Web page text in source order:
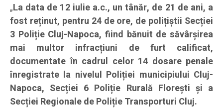
„La data de 12 iulie a.c., un tânăr, de 21 de ani, a
fost reținut, pentru 24 de ore, de polițiștii Secției
3 Poliție Cluj-Napoca, fiind bănuit de săvârșirea
mai multor infracțiuni de furt calificat,
documentate în cadrul celor 14 dosare penale
înregistrate la nivelul Poliției municipiului Cluj-
Napoca, Secției 6 Poliție Rurală Florești și a
Secției Regionale de Poliție Transporturi Cluj.